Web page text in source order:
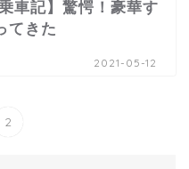
車記】驚愕！豪華す
てきた
2021-05-12
2